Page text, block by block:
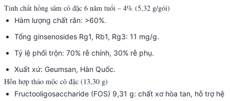
Tinh chất hồng sâm cô đặc 6 năm tuổi – 4% (5,32 g/gói)
Hàm lượng chất rắn: >60%.
Tổng ginsenosides Rg1, Rb1, Rg3: 11 mg/g.
Tỷ lệ phối trộn: 70% rễ chính, 30% rễ phụ.
Xuất xứ: Geumsan, Hàn Quốc.
Hỗn hợp thảo mộc cô đặc (13,30 g)
Fructooligosaccharide (FOS) 9,31 g: chất xơ hòa tan, hỗ trợ hệ